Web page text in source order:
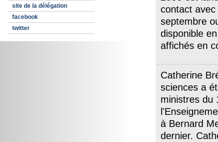
site de la délégation
facebook
twitter
contact
septembre
disponible
affichés en
Catherine
sciences a
ministres du
à Bernard
dernier.